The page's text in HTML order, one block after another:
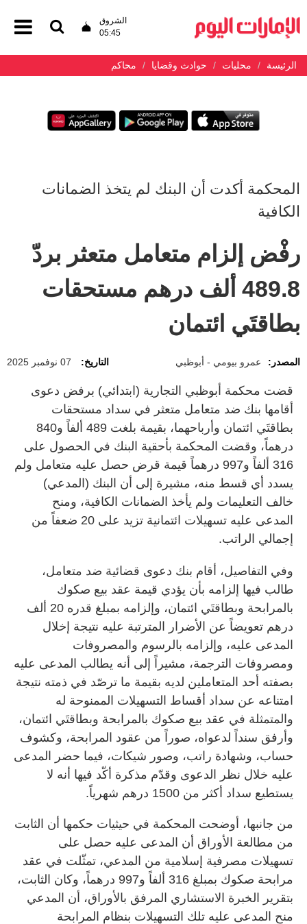
الشروق
05:45
الرئيسة محليات حوادث وقضايا محاكم
المحكمة أكدت أن البنك لم يتخذ الضمانات
الكافية
رفْض إلزام متعامل متعثر بردّ
489.8 ألف درهم مستحقات
بطاقتَي ائتمان
المصدر: عمرو بيومي - أبوظبي التاريخ: 07 نوفمبر 2025
قضت محكمة أبوظبي التجارية (ابتدائي) برفض دعوى
أقامها بنك ضد متعامل متعثر في سداد مستحقات
بطاقتَي ائتمان وأرباحهما، بقيمة بلغت 489 ألفاً و840
درهماً، وقضت المحكمة بأحقية البنك في الحصول على
316 ألفاً و997 درهماً قيمة قرض حصل عليه متعامل ولم
يسدد أي قسط منه، مشيرة إلى أن البنك (المدعي)
خالف التعليمات ولم يأخذ الضمانات الكافية، ومنح
المدعى عليه تسهيلات ائتمانية تزيد على 20 ضعفاً من
إجمالي الراتب.
وفي التفاصيل، أقام بنك دعوى قضائية ضد متعامل،
طالب فيها إلزامه بأن يؤدي قيمة عقد بيع صكوك
بالمرابحة وبطاقتَي ائتمان، وإلزامه بمبلغ قدره 20 ألف
درهم تعويضاً عن الأضرار المترتبة عليه نتيجة إخلال
المدعى عليه، وإلزامه بالرسوم والمصروفات
ومصروفات الترجمة، مشيراً إلى أنه يطالب المدعى عليه
بصفته أحد المتعاملين لديه بقيمة ما ترصّد في ذمته نتيجة
امتناعه عن سداد أقساط التسهيلات الممنوحة له
والمتمثلة في عقد بيع صكوك بالمرابحة وبطاقتَي ائتمان،
وأرفق سنداً لدعواه، صوراً من عقود المرابحة، وكشوف
حساب، وشهادة راتب، وصور شيكات، فيما حضر المدعى
عليه خلال نظر الدعوى وقدّم مذكرة أكّد فيها أنه لا
يستطيع سداد أكثر من 1500 درهم شهرياً.
من جانبها، أوضحت المحكمة في حيثيات حكمها أن الثابت
من مطالعة الأوراق أن المدعى عليه حصل على
تسهيلات مصرفية إسلامية من المدعي، تمثّلت في عقد
مرابحة صكوك بمبلغ 316 ألفاً و997 درهماً، وكان الثابت،
بتقرير الخبرة الاستشاري المرفق بالأوراق، أن المدعي
منح المدعى عليه تلك التسهيلات بنظام المرابحة